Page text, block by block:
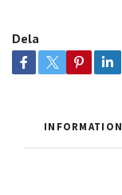
Dela
INFORMATION